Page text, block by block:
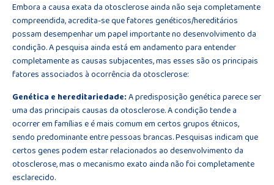
Embora a causa exata da otosclerose ainda não seja completamente
compreendida, acredita-se que fatores genéticos/hereditários
possam desempenhar um papel importante no desenvolvimento da
condição. A pesquisa ainda está em andamento para entender
completamente as causas subjacentes, mas esses são os principais
fatores associados à ocorrência da otosclerose:
Genética e hereditariedade:A predisposição genética parece ser
uma das principais causas da otosclerose. A condição tende a
ocorrer em famílias e é mais comum em certos grupos étnicos,
sendo predominante entre pessoas brancas. Pesquisas indicam que
certos genes podem estar relacionados ao desenvolvimento da
otosclerose, mas o mecanismo exato ainda não foi completamente
esclarecido.